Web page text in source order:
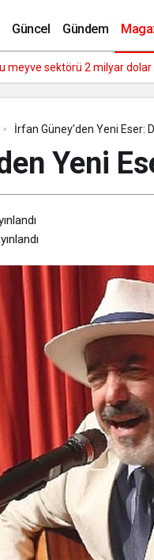
Güncel Gündem
yerini yapay zekaya
İrfan Güney’den Yeni Eser:
Yeni
Yorumu: Yeni Şarkı